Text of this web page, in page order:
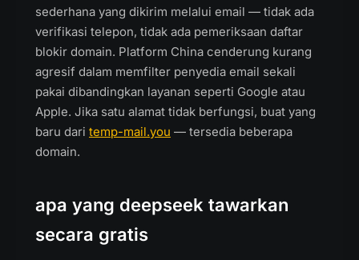
sederhana yang dikirim melalui email — tidak ada
verifikasi telepon, tidak ada pemeriksaan daftar
blokir domain. Platform China cenderung kurang
agresif dalam memfilter penyedia email sekali
pakai dibandingkan layanan seperti Google atau
Apple. Jika satu alamat tidak berfungsi, buat yang
baru dari temp-mail.you — tersedia beberapa
domain.
apa yang deepseek tawarkan
secara gratis